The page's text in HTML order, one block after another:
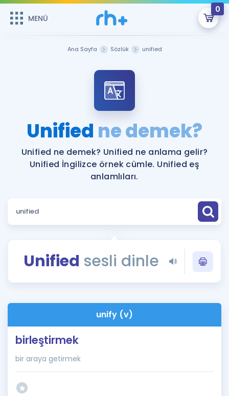
MENÜ
0
ÜYE DEĞİLİM
Sepetin Şu An Boş.
Remzi Hoca ile seni sınava hazırlayacak onlarca eğitim seni
bekliyor!
MENÜ
Faydalı Araçlar
Sözlük
Rehberlik Aracı
ÖSYM Sınav Takvimi
Kampanyalar
Blog
Hakkımızda
Ana Sayfa Sözlük unified
Unified ne demek?
Unified ne demek? Unified ne anlama gelir?
Unified İngilizce örnek cümle. Unified eş
anlamlıları.
Unified sesli dinle
unify (v)
birleştirmek
bir araya getirmek